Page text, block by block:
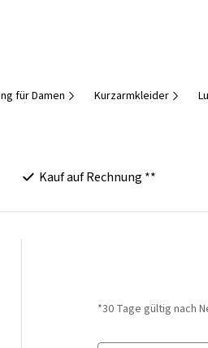
für Damen Kurzarmkleider
Kauf auf Rechnung **
*30 Tage gültig nach